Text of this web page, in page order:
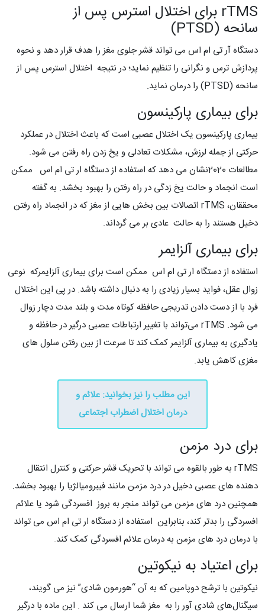
rTMS برای اختلال استرس پس از
سانحه (PTSD)
دستگاه آر تی ام اس می تواند قشر جلوی مغز را هدف قرار دهد و نحوه
پردازش ترس و نگرانی را تنظیم نماید؛ در نتیجه اختلال استرس پس از
سانحه (PTSD) را درمان نماید.
برای بیماری پارکینسون
بیماری پارکینسون یک اختلال عصبی است که باعث اختلال در عملکرد
حرکتی از جمله لرزش، مشکلات تعادلی و یخ زدن راه رفتن می شود.
مطالعات 2020نشان می دهد که استفاده از دستگاه ار تی ام اس ممکن
است انجماد و حالت یخ زدگی در راه رفتن را بهبود بخشد. به گفته
محققان، rTMS اتصالات بین بخش هایی از مغز که در انجماد راه رفتن
دخیل هستند را به حالت عادی بر می گرداند.
برای بیماری آلزایمر
استفاده از دستگاه ار تی ام اس ممکن است برای بیماری آلزایمرکه نوعی
زوال عقل، فواید بسیار زیادی را به دنبال داشته باشد. در پی این اختلال
فرد با از دست دادن تدریجی حافظه کوتاه مدت و بلند مدت دچار زوال
می شود. rTMS می‌تواند با تغییر ارتباطات عصبی درگیر در حافظه و
یادگیری به بیماری آلزایمر کمک کند تا سرعت از بین رفتن سلول های
مغزی کاهش یابد.
این مطلب را نیز بخوانید: علائم و
درمان اختلال اضطراب اجتماعی
برای درد مزمن
rTMS به طور بالقوه می تواند با تحریک قشر حرکتی و کنترل انتقال
دهنده های عصبی دخیل در درد مزمن مانند فیبرومیالژیا را بهبود بخشد.
همچنین درد های مزمن می تواند منجر به بروز افسردگی شود یا علائم
افسردگی را بدتر کند، بنابراین استفاده از دستگاه ار تی ام اس می تواند
با درمان درد های مزمن به درمان علائم افسردگی کمک کند.
برای اعتیاد به نیکوتین
نیکوتین با ترشح دوپامین که به آن “هورمون شادی” نیز می گویند،
سیگنال‌های شادی آور را به مغز شما ارسال می کند . این ماده با درگیر